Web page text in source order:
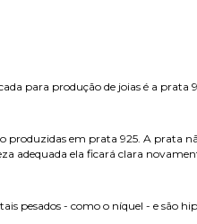
para produção de joias é a prata
produzidas em prata 925. A prata
adequada ela ficará clara
pesados - como o níquel - e são